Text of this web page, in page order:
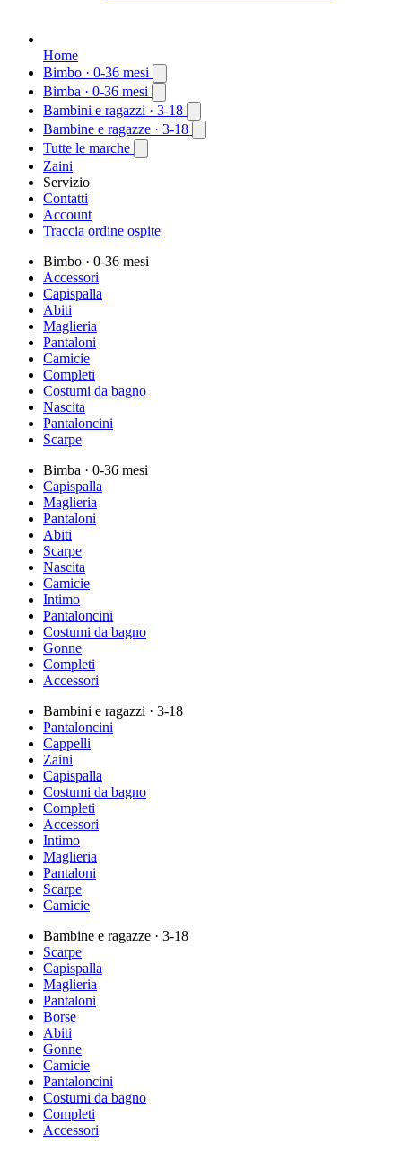
Home
Bimbo · 0-36 mesi
Bimba · 0-36 mesi
Bambini e ragazzi · 3-18
Bambine e ragazze · 3-18
Tutte le marche
Zaini
Servizio
Contatti
Account
Traccia ordine ospite
Bimbo · 0-36 mesi
Accessori
Capispalla
Abiti
Maglieria
Pantaloni
Camicie
Completi
Costumi da bagno
Nascita
Pantaloncini
Scarpe
Bimba · 0-36 mesi
Capispalla
Maglieria
Pantaloni
Abiti
Scarpe
Nascita
Camicie
Intimo
Pantaloncini
Costumi da bagno
Gonne
Completi
Accessori
Bambini e ragazzi · 3-18
Pantaloncini
Cappelli
Zaini
Capispalla
Costumi da bagno
Completi
Accessori
Intimo
Maglieria
Pantaloni
Scarpe
Camicie
Bambine e ragazze · 3-18
Scarpe
Capispalla
Maglieria
Pantaloni
Borse
Abiti
Gonne
Camicie
Pantaloncini
Costumi da bagno
Completi
Accessori